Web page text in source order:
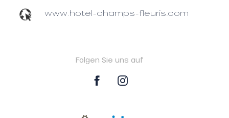
www.hotel-champs-fleuris.com
Folgen Sie uns auf